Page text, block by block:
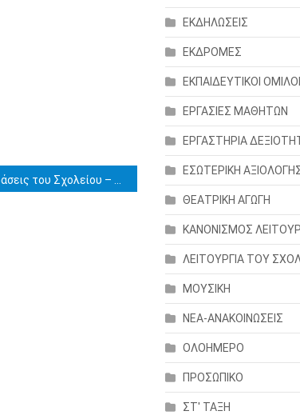
ΕΚΔΗΛΩΣΕΙΣ
ΕΚΔΡΟΜΕΣ
ΕΚΠΑΙΔΕΥΤΙΚΟΙ ΟΜΙΛΟΙ
ΕΡΓΑΣΙΕΣ ΜΑΘΗΤΩΝ
ΕΡΓΑΣΤΗΡΙΑ
ΕΣΩΤΕΡΙΚΗ
ΘΕΑΤΡΙΚΗ ΑΓΩΓΗ
ΚΑΝΟΝΙΣΜΟΣ
ΛΕΙΤΟΥΡΓΙΑ ΤΟΥ
ΜΟΥΣΙΚΗ
ΝΕΑ-ΑΝΑΚΟΙΝΩΣΕΙΣ
ΟΛΟΗΜΕΡΟ
ΠΡΟΣΩΠΙΚΟ
ΣΤ' ΤΑΞΗ